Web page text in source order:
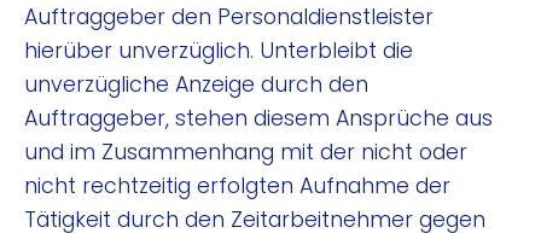
Auftraggeber den Personaldienstleister
hierüber unverzüglich. Unterbleibt die
unverzügliche Anzeige durch den
Auftraggeber, stehen diesem Ansprüche aus
und im Zusammenhang mit der nicht oder
nicht rechtzeitig erfolgten Aufnahme der
Tätigkeit durch den Zeitarbeitnehmer gegen